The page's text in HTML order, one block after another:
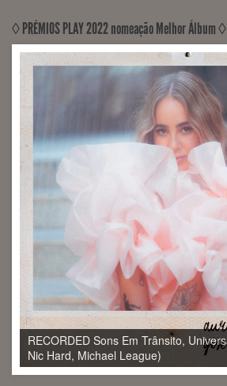
◊ PRÉMIOS PLAY 2022 nomeação Melhor Álbum ◊